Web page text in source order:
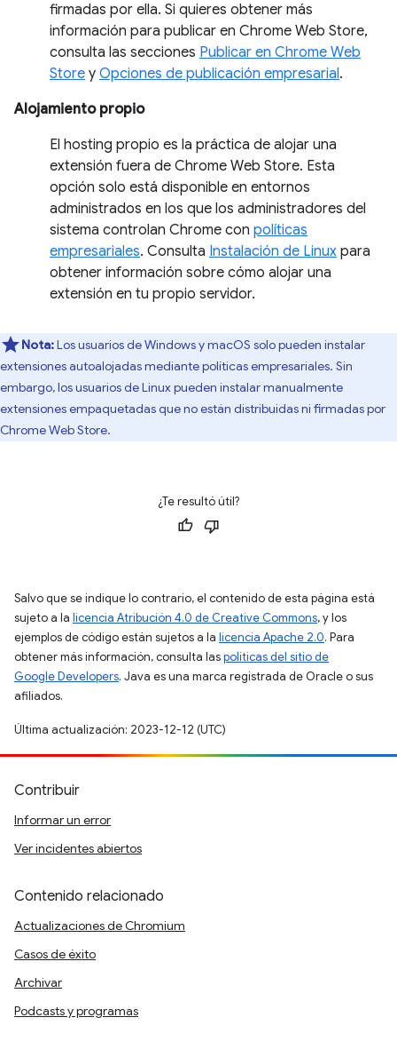
firmadas por ella. Si quieres obtener más
información para publicar en Chrome Web Store,
consulta las secciones Publicar en Chrome Web
Store y Opciones de publicación empresarial.
Alojamiento propio
El hosting propio es la práctica de alojar una
extensión fuera de Chrome Web Store. Esta
opción solo está disponible en entornos
administrados en los que los administradores del
sistema controlan Chrome con políticas
empresariales. Consulta Instalación de Linux para
obtener información sobre cómo alojar una
extensión en tu propio servidor.
Nota:Los usuarios de Windows y macOS solo pueden instalar
extensiones autoalojadas mediante políticas empresariales. Sin
embargo, los usuarios de Linux pueden instalar manualmente
extensiones empaquetadas que no están distribuidas ni firmadas por
Chrome Web Store.
¿Te resultó útil?
Salvo que se indique lo contrario, el contenido de esta página está
sujeto a la licencia Atribución 4.0 de Creative Commons, y los
ejemplos de código están sujetos a la licencia Apache 2.0. Para
obtener más información, consulta laspolíticas del sitio de
Google Developers. Java es una marca registrada de Oracle o sus
afiliados.
Última actualización: 2023-12-12 (UTC)
Contribuir
Informar un error
Ver incidentes abiertos
Contenido relacionado
Actualizaciones de Chromium
Casos de éxito
Archivar
Podcasts y programas